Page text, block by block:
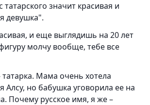
татарского значит красивая и
девушка".
и еще выглядишь на 20 лет
молчу вообще, тебе все
Мама очень хотела
Алсу, но бабушка уговорила ее на
Почему русское имя, я же –